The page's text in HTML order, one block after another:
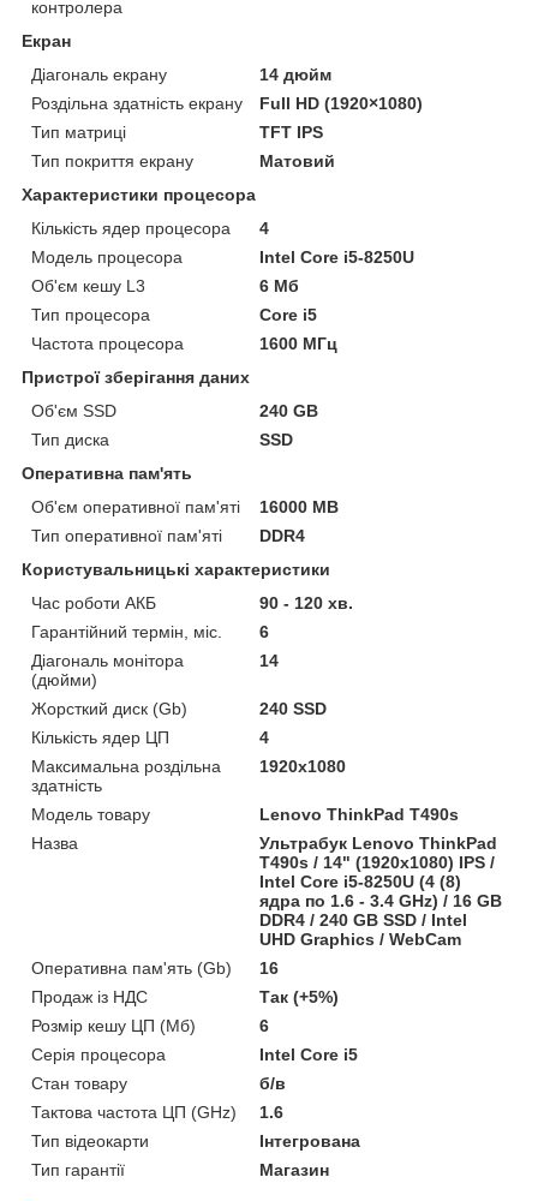
контролера
Екран
Діагональ екрану
14 дюйм
Роздільна здатність екрану
Full HD (1920×1080)
Тип матриці
TFT IPS
Тип покриття екрану
Матовий
Характеристики процесора
Кількість ядер процесора
4
Модель процесора
Intel Core i5-8250U
Об'єм кешу L3
6 Мб
Тип процесора
Core i5
Частота процесора
1600 МГц
Пристрої зберігання даних
Об'єм SSD
240 GB
Тип диска
SSD
Оперативна пам'ять
Об'єм оперативної пам'яті
16000 MB
Тип оперативної пам'яті
DDR4
Користувальницькі характеристики
Час роботи АКБ
90 - 120 хв.
Гарантійний термін, міс.
6
Діагональ монітора
(дюйми)
14
Жорсткий диск (Gb)
240 SSD
Кількість ядер ЦП
4
Максимальна роздільна
здатність
1920x1080
Модель товару
Lenovo ThinkPad T490s
Назва
Ультрабук Lenovo ThinkPad
T490s / 14" (1920x1080) IPS /
Intel Core i5-8250U (4 (8)
ядра по 1.6 - 3.4 GHz) / 16 GB
DDR4 / 240 GB SSD / Intel
UHD Graphics / WebCam
Оперативна пам'ять (Gb)
16
Продаж із НДС
Так (+5%)
Розмір кешу ЦП (Мб)
6
Серія процесора
Intel Core i5
Стан товару
б/в
Тактова частота ЦП (GHz)
1.6
Тип відеокарти
Інтегрована
Тип гарантії
Магазин